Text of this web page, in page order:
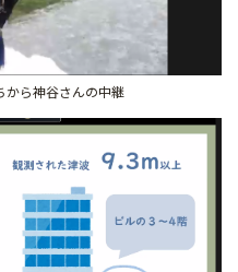
から神谷さんの中継